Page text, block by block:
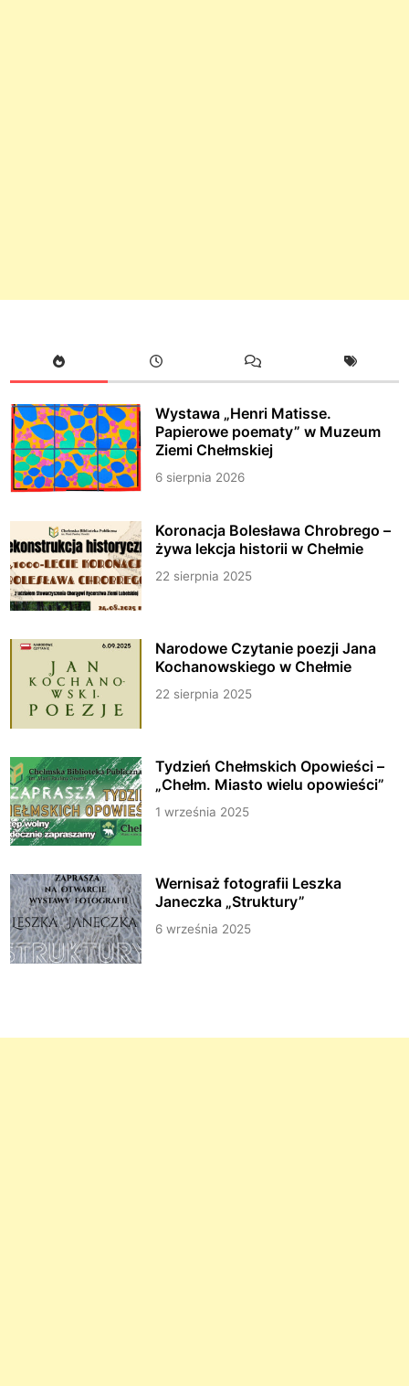
Wystawa „Henri Matisse.
Papierowe poematy” w Muzeum
Ziemi Chełmskiej
6 sierpnia 2026
Koronacja Bolesława Chrobrego –
żywa lekcja historii w Chełmie
22 sierpnia 2025
Narodowe Czytanie poezji Jana
Kochanowskiego w Chełmie
22 sierpnia 2025
Tydzień Chełmskich Opowieści –
„Chełm. Miasto wielu opowieści”
1 września 2025
Wernisaż fotografii Leszka
Janeczka „Struktury”
6 września 2025